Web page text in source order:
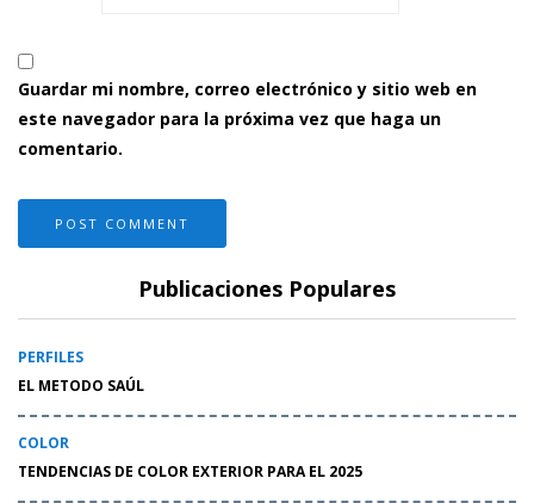
Guardar mi nombre, correo electrónico y sitio web en
este navegador para la próxima vez que haga un
comentario.
Publicaciones Populares
PERFILES
EL METODO SAÚL
COLOR
TENDENCIAS DE COLOR EXTERIOR PARA EL 2025